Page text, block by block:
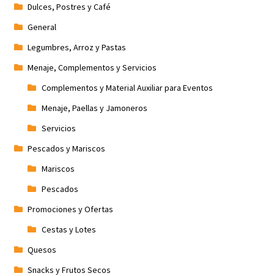
Dulces, Postres y Café
General
Legumbres, Arroz y Pastas
Menaje, Complementos y Servicios
Complementos y Material Auxiliar para Eventos
Menaje, Paellas y Jamoneros
Servicios
Pescados y Mariscos
Mariscos
Pescados
Promociones y Ofertas
Cestas y Lotes
Quesos
Snacks y Frutos Secos